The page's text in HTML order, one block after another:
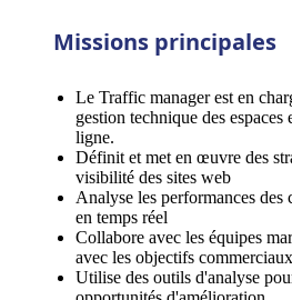
Missions principales
Le Traffic manager est en
gestion technique des
ligne.
Définit et met en œuvre des
visibilité des sites web
Analyse les performances des
en temps réel
Collabore avec les équipes
avec les objectifs commerciaux
Utilise des outils d'analyse